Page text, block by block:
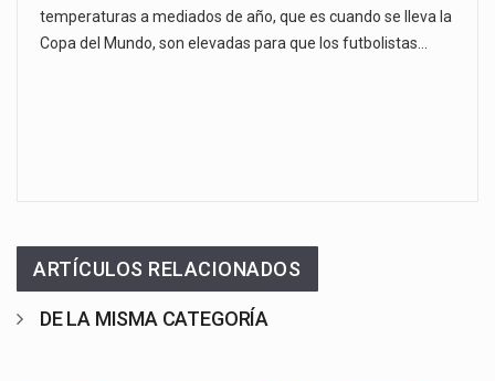
temperaturas a mediados de año, que es cuando se lleva la
Copa del Mundo, son elevadas para que los futbolistas…
ARTÍCULOS RELACIONADOS
DE LA MISMA CATEGORÍA